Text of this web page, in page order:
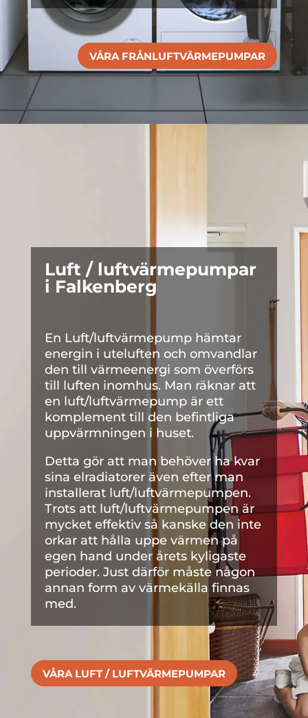
VÅRA FRÅNLUFTVÄRMEPUMPAR
Luft / luftvärmepumpar
i Falkenberg
En Luft/luftvärmepump hämtar
energin i uteluften och omvandlar
den till värmeenergi som överförs
till luften inomhus. Man räknar att
en luft/luftvärmepump är ett
komplement till den befintliga
uppvärmningen i huset.
Detta gör att man behöver ha kvar
sina elradiatorer även efter man
installerat luft/luftvärmepumpen.
Trots att luft/luftvärmepumpen är
mycket effektiv så kanske den inte
orkar att hålla uppe värmen på
egen hand under årets kyligaste
perioder. Just därför måste någon
annan form av värmekälla finnas
med.
VÅRA LUFT / LUFTVÄRMEPUMPAR